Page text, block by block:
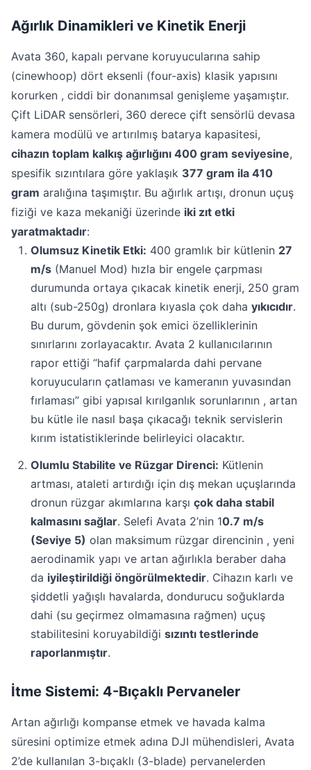
Ağırlık Dinamikleri ve Kinetik Enerji
Avata 360, kapalı pervane koruyucularına sahip
(cinewhoop) dört eksenli (four-axis) klasik yapısını
korurken , ciddi bir donanımsal genişleme yaşamıştır.
Çift LiDAR sensörleri, 360 derece çift sensörlü devasa
kamera modülü ve artırılmış batarya kapasitesi,
cihazın toplam kalkış ağırlığını 400 gram seviyesine,
spesifik sızıntılara göre yaklaşık 377 gram ila 410
gram aralığına taşımıştır. Bu ağırlık artışı, dronun uçuş
fiziği ve kaza mekaniği üzerinde iki zıt etki
yaratmaktadır:
Olumsuz Kinetik Etki: 400 gramlık bir kütlenin 27
m/s (Manuel Mod) hızla bir engele çarpması
durumunda ortaya çıkacak kinetik enerji, 250 gram
altı (sub-250g) dronlara kıyasla çok daha yıkıcıdır.
Bu durum, gövdenin şok emici özelliklerinin
sınırlarını zorlayacaktır. Avata 2 kullanıcılarının
rapor ettiği “hafif çarpmalarda dahi pervane
koruyucuların çatlaması ve kameranın yuvasından
fırlaması” gibi yapısal kırılganlık sorunlarının , artan
bu kütle ile nasıl başa çıkacağı teknik servislerin
kırım istatistiklerinde belirleyici olacaktır.
Olumlu Stabilite ve Rüzgar Direnci: Kütlenin
artması, ataleti artırdığı için dış mekan uçuşlarında
dronun rüzgar akımlarına karşı çok daha stabil
kalmasını sağlar. Selefi Avata 2’nin 10.7 m/s
(Seviye 5) olan maksimum rüzgar direncinin , yeni
aerodinamik yapı ve artan ağırlıkla beraber daha
da iyileştirildiği öngörülmektedir. Cihazın karlı ve
şiddetli yağışlı havalarda, dondurucu soğuklarda
dahi (su geçirmez olmamasına rağmen) uçuş
stabilitesini koruyabildiği sızıntı testlerinde
raporlanmıştır.
İtme Sistemi: 4-Bıçaklı Pervaneler
Artan ağırlığı kompanse etmek ve havada kalma
süresini optimize etmek adına DJI mühendisleri, Avata
2’de kullanılan 3-bıçaklı (3-blade) pervanelerden